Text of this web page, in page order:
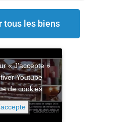
tous les biens
« J’accepte »
Youtube
de cookies